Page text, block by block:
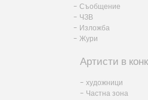
- Съобщение
- ЧЗВ
- Изложба
- Жури
Артисти в
- художници
- Частна зона